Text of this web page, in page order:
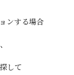
ンする場合
して